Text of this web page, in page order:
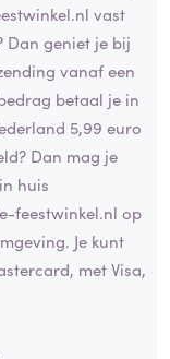
vast
Dan geniet je bij
vanaf een
betaal je in
5,99 euro
Dan mag je
huis
feestwinkel.nl op
Je kunt
met Visa,